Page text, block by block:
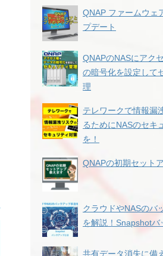
QNAP ファームウェ
プデート
QNAPのNASにアク
の暗号化を設定して
理
テレワークで情報漏
るためにNASのセキ
を！
QNAPの初期セット
クラウドやNASのバ
を解説！Snapshotバ
共有データ消失に備